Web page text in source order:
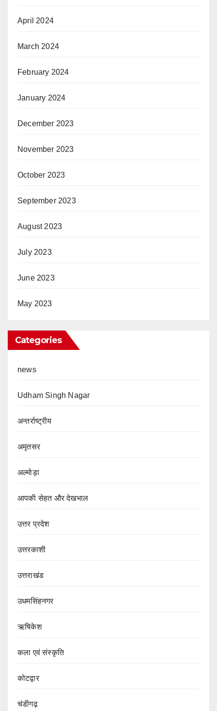
April 2024
March 2024
February 2024
January 2024
December 2023
November 2023
October 2023
September 2023
August 2023
July 2023
June 2023
May 2023
Categories
news
Udham Singh Nagar
अन्तर्राष्ट्रीय
अमृतसर
अल्मोड़ा
आपकी सेहत और देखभाल
उत्तर प्रदेश
उत्तरकाशी
उत्तराखंड
उधमसिंहनगर
ऋषिकेश
कला एवं संस्कृति
कोटद्वार
चंडीगढ़